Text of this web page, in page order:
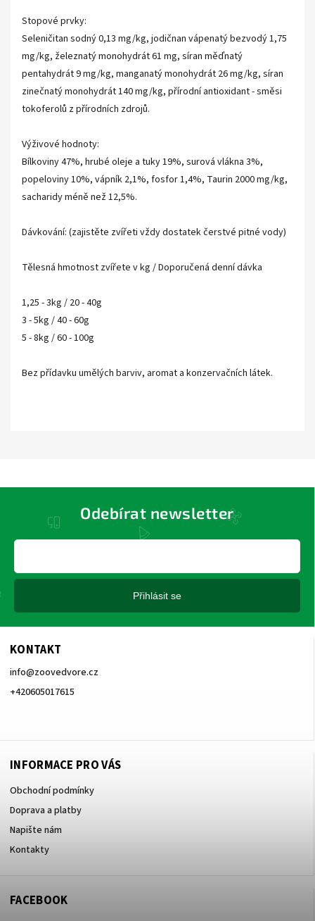
Stopové prvky:
Seleničitan sodný 0,13 mg/kg, jodičnan vápenatý bezvodý 1,75
mg/kg, železnatý monohydrát 61 mg, síran měďnatý
pentahydrát 9 mg/kg, manganatý monohydrát 26 mg/kg, síran
zinečnatý monohydrát 140 mg/kg, přírodní antioxidant - směsi
tokoferolů z přírodních zdrojů.
Výživové hodnoty:
Bílkoviny 47%, hrubé oleje a tuky 19%, surová vlákna 3%,
popeloviny 10%, vápník 2,1%, fosfor 1,4%, Taurin 2000 mg/kg,
sacharidy méně než 12,5%.
Dávkování: (zajistěte zvířeti vždy dostatek čerstvé pitné vody)
Tělesná hmotnost zvířete v kg / Doporučená denní dávka
1,25 - 3kg / 20 - 40g
3 - 5kg / 40 - 60g
5 - 8kg / 60 - 100g
Bez přídavku umělých barviv, aromat a konzervačních látek.
KONTAKT
info@zoovedvore.cz
+420605017615
INFORMACE PRO VÁS
Obchodní podmínky
Doprava a platby
Napište nám
Kontakty
Odebírat newsletter
Přihlásit se
FACEBOOK